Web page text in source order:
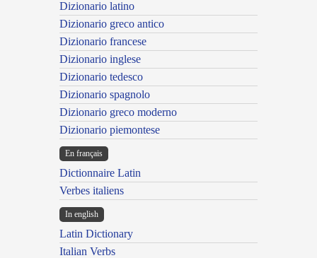
Dizionario latino
Dizionario greco antico
Dizionario francese
Dizionario inglese
Dizionario tedesco
Dizionario spagnolo
Dizionario greco moderno
Dizionario piemontese
En français
Dictionnaire Latin
Verbes italiens
In english
Latin Dictionary
Italian Verbs